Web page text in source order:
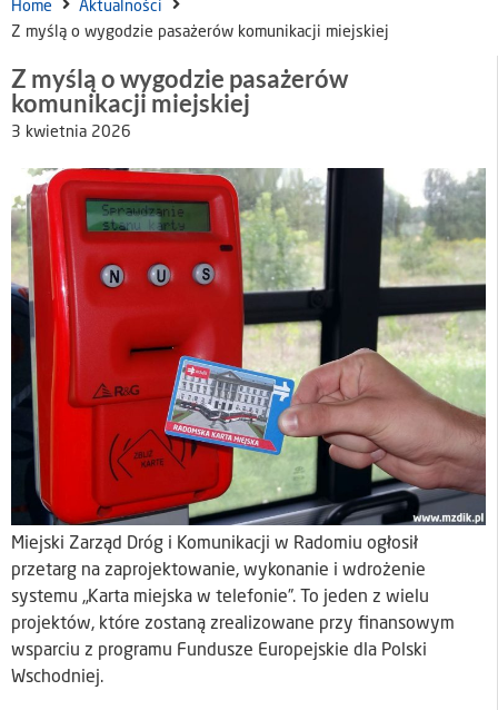
Home
Aktualności
Z myślą o wygodzie pasażerów komunikacji miejskiej
Z myślą o wygodzie pasażerów
komunikacji miejskiej
3 kwietnia 2026
Miejski Zarząd Dróg i Komunikacji w Radomiu ogłosił
przetarg na zaprojektowanie, wykonanie i wdrożenie
systemu „Karta miejska w telefonie”. To jeden z wielu
projektów, które zostaną zrealizowane przy finansowym
wsparciu z programu Fundusze Europejskie dla Polski
Wschodniej.